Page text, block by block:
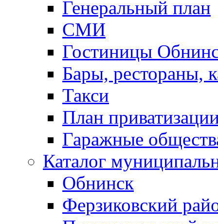
Генеральный план
СМИ
Гостиницы
Бары, рестораны,
Такси
План
Гаражные
Каталог
Обнинск
Ферзиковский